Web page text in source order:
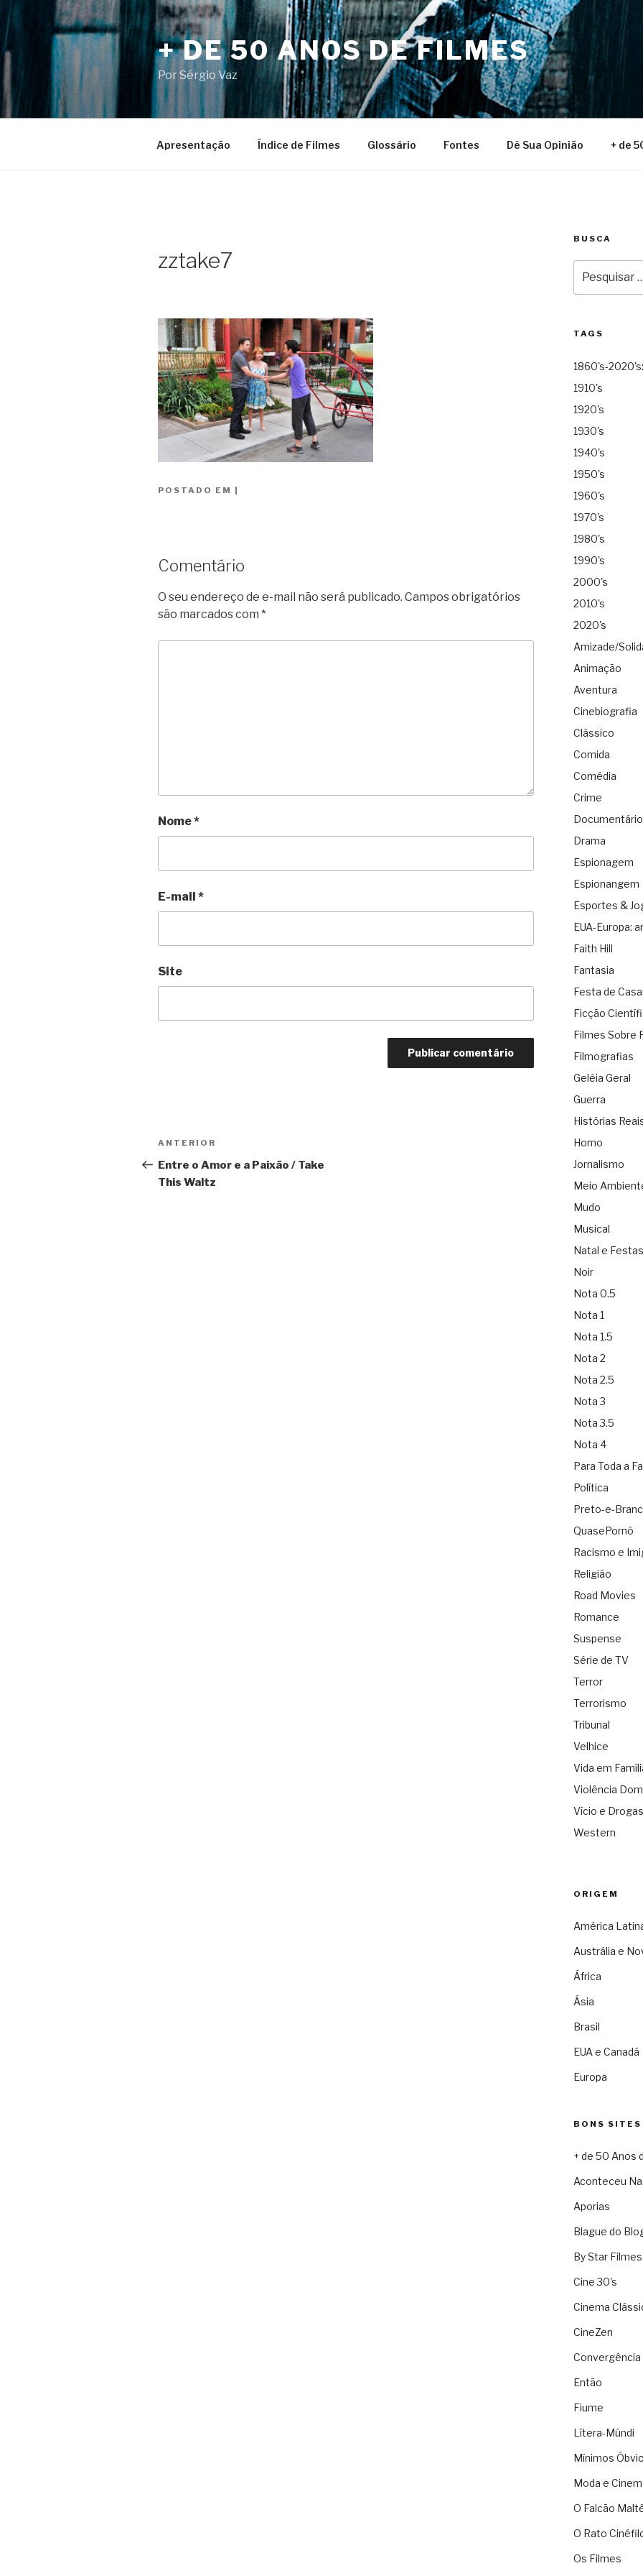
para
o
conteúdo
+ DE 50 ANOS DE FILMES
Por Sérgio Vaz
Apresentação Índice de Filmes Glossário Fontes Dê Sua Opinião + de
zztake7
POSTADO EM |
Comentário
O seu endereço de e-mail não será publicado. Campos obrigatórios
são marcados com *
Nome*
E-mail *
Site
Navegação
de
Post
Anterior
ANTERIOR
Entre o Amor e a Paixão / Take
This Waltz
BUSCA
por:
TAGS
1860's-
1910's
1920's
1930's
1940's
1950's
1960's
1970's
1980's
1990's
2000's
2010's
2020's
Amizade/
Animação
Aventura
Cinebiografia
Clássico
Comida
Comédia
Crime
Documentário
Drama
Espionagem
Espionangem
Esportes &
EUA-Europa:
Faith Hill
Fantasia
Festa de
Ficção
Filmes Sobre
Filmografias
Geléia Geral
Guerra
Histórias
Homo
Jornalismo
Meio
Mudo
Musical
Natal e Festas
Noir
Nota 0.5
Nota 1
Nota 1.5
Nota 2
Nota 2.5
Nota 3
Nota 3.5
Nota 4
Para Toda a
Política
Preto-e-
QuasePornô
Racismo e
Religião
Road Movies
Romance
Suspense
Série de TV
Terror
Terrorismo
Tribunal
Velhice
Vida em
Violência
Vício e Drogas
Western
ORIGEM
América
Austrália e
África
Ásia
Brasil
EUA e Canadá
Europa
BONS SITES
+ de 50 Anos
Aconteceu
Aporias
Blague do
By Star Filmes
Cine 30's
Cinema
CineZen
Convergência
Então
Fiume
Lítera-Múndi
Mínimos
Moda e
O Falcão
O Rato
Os Filmes